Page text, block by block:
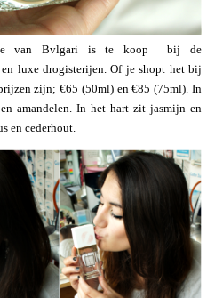
van Bvlgari is te koop bij de
en luxe drogisterijen. Of je shopt het bij
zijn; €65 (50ml) en €85 (75ml). In
amandelen. In het hart zit jasmijn en
en cederhout.